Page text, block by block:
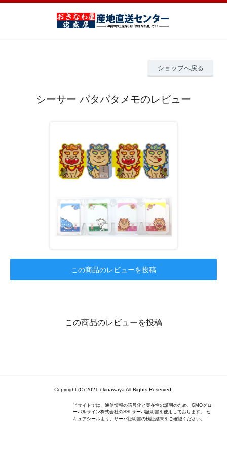
ショップへ戻る
シーサー パタパタメモのレビュー
この商品のレビューを投稿
この商品のレビューを投稿
Copyright (C) 2021 okinawaya All Rights Reserved.
当サイトでは、通信情報の暗号化と実在性の証明のため、GMOグロ
ーバルサイン株式会社のSSLサーバ証明書を使用しております。 セ
キュアシールより、サーバ証明書の検証結果をご確認ください。